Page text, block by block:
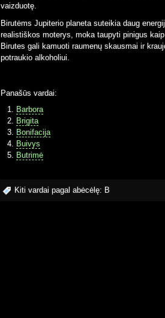
vaizduotę.
Birutėms Jupiterio planeta suteikia daug
realistiškos moterys, moka taupyti pinigus kaip
Birutes gali kamuoti raumenų skausmai ir
potraukio alkoholiui.
Panašūs vardai:
Barbora
Brigita
Bonifacija
Buivys
Butrimė
Kiti vardai pagal abėcėlę: B